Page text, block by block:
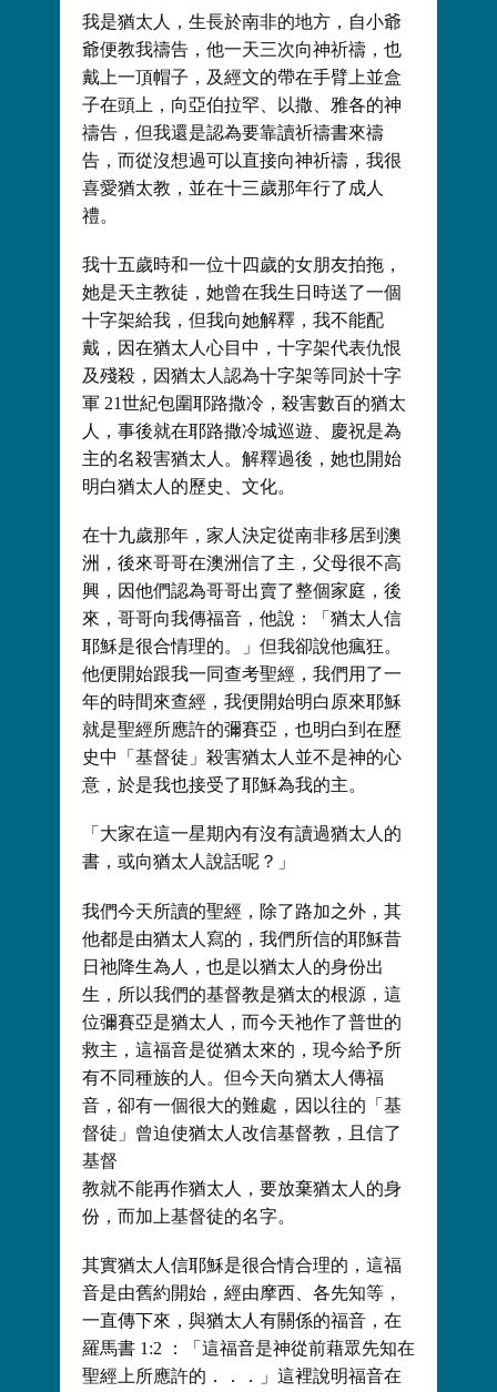
我是猶太人，生長於南非的地方，自小爺
爺便教我禱告，他一天三次向神祈禱，也
戴上一頂帽子，及經文的帶在手臂上並盒
子在頭上，向亞伯拉罕、以撒、雅各的神
禱告，但我還是認為要靠讀祈禱書來禱
告，而從沒想過可以直接向神祈禱，我很
喜愛猶太教，並在十三歲那年行了成人
禮。
我十五歲時和一位十四歲的女朋友拍拖，
她是天主教徒，她曾在我生日時送了一個
十字架給我，但我向她解釋，我不能配
戴，因在猶太人心目中，十字架代表仇恨
及殘殺，因猶太人認為十字架等同於十字
軍 21世紀包圍耶路撒冷，殺害數百的猶太
人，事後就在耶路撒冷城巡遊、慶祝是為
主的名殺害猶太人。解釋過後，她也開始
明白猶太人的歷史、文化。
在十九歲那年，家人決定從南非移居到澳
洲，後來哥哥在澳洲信了主，父母很不高
興，因他們認為哥哥出賣了整個家庭，後
來，哥哥向我傳福音，他說：「猶太人信
耶穌是很合情理的。」但我卻說他瘋狂。
他便開始跟我一同查考聖經，我們用了一
年的時間來查經，我便開始明白原來耶穌
就是聖經所應許的彌賽亞，也明白到在歷
史中「基督徒」殺害猶太人並不是神的心
意，於是我也接受了耶穌為我的主。
「大家在這一星期內有沒有讀過猶太人的
書，或向猶太人說話呢？」
我們今天所讀的聖經，除了路加之外，其
他都是由猶太人寫的，我們所信的耶穌昔
日祂降生為人，也是以猶太人的身份出
生，所以我們的基督教是猶太的根源，這
位彌賽亞是猶太人，而今天祂作了普世的
救主，這福音是從猶太來的，現今給予所
有不同種族的人。但今天向猶太人傳福
音，卻有一個很大的難處，因以往的「基
督徒」曾迫使猶太人改信基督教，且信了
基督
教就不能再作猶太人，要放棄猶太人的身
份，而加上基督徒的名字。
其實猶太人信耶穌是很合情合理的，這福
音是由舊約開始，經由摩西、各先知等，
一直傳下來，與猶太人有關係的福音，在
羅馬書 1:2 ：「這福音是神從前藉眾先知在
聖經上所應許的．．．」這裡說明福音在